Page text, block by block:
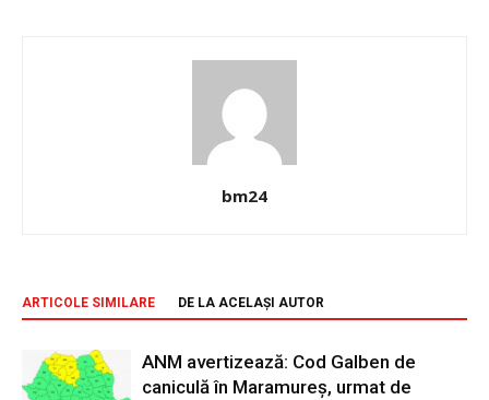
bm24
ARTICOLE SIMILARE DE LA ACELAȘI AUTOR
ANM avertizează: Cod Galben de
caniculă în Maramureș, urmat de